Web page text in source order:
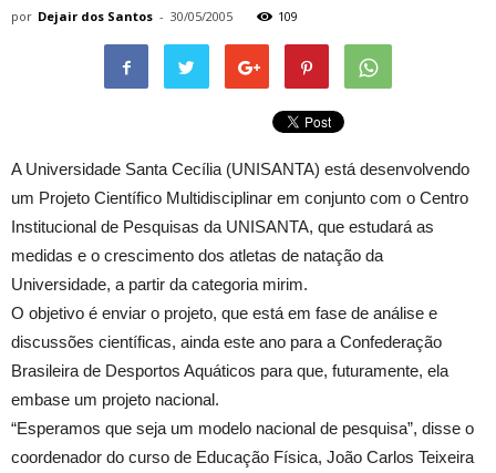
por Dejair dos Santos - 30/05/2005 109
A Universidade Santa Cecília (UNISANTA) está desenvolvendo
um Projeto Científico Multidisciplinar em conjunto com o Centro
Institucional de Pesquisas da UNISANTA, que estudará as
medidas e o crescimento dos atletas de natação da
Universidade, a partir da categoria mirim.
O objetivo é enviar o projeto, que está em fase de análise e
discussões científicas, ainda este ano para a Confederação
Brasileira de Desportos Aquáticos para que, futuramente, ela
embase um projeto nacional.
“Esperamos que seja um modelo nacional de pesquisa”, disse o
coordenador do curso de Educação Física, João Carlos Teixeira